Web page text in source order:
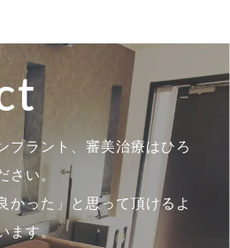
プラント、審美治療はひろ
さい。
かった」と思って頂けるよ
ます。